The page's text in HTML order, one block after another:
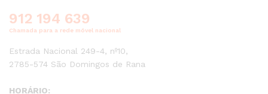
912 194 639
Chamada para a rede móvel nacional
Estrada Nacional 249-4, nº10,
2785-574 São Domingos de Rana
HORÁRIO: